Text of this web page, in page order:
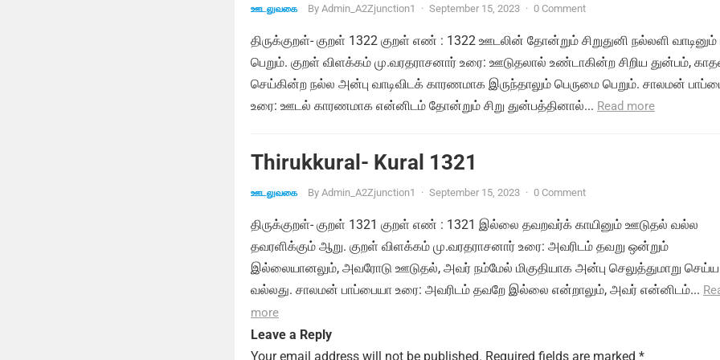
ஊடலுவகை By Admin_A2Zjunction1 · September 15, 2023 · 0 Comment
திருக்குறள்- குறள் 1322 குறள் எண் : 1322 ஊடலின் தோன்றும் சிறுதுனி நல்லளி வாடினும்
பெறும். குறள் விளக்கம் மு.வரதராசனார் உரை: ஊடுதலால் உண்டாகின்ற சிறிய துன்பம்,
செய்கின்ற நல்ல அன்பு வாடிவிடக் காரணமாக இருந்தாலும் பெருமை பெறும். சாலமன்
உரை: ஊடல் காரணமாக என்னிடம் தோன்றும் சிறு துன்பத்தினால்... Read more
Thirukkural- Kural 1321
ஊடலுவகை By Admin_A2Zjunction1 · September 15, 2023 · 0 Comment
திருக்குறள்- குறள் 1321 குறள் எண் : 1321 இல்லை தவறவர்க் காயினும் ஊடுதல் வல்ல
தவரளிக்கும் ஆறு. குறள் விளக்கம் மு.வரதராசனார் உரை: அவரிடம் தவறு ஒன்றும்
இல்லையானலும், அவரோடு ஊடுதல், அவர் நம்மேல் மிகுதியாக அன்பு செலுத்துமாறு செய்ய
வல்லது. சாலமன் பாப்பையா உரை: அவரிடம் தவறே இல்லை என்றாலும், அவர் என்னிடம்...
more
Leave a Reply
Your email address will not be published. Required fields are marked *